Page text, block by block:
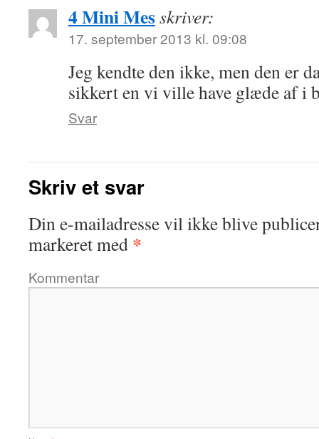
4 Mini Messkriver:
17. september 2013 kl. 09:08
Jeg kendte den ikke, men den er
sikkert en vi ville have glæde af i
Svar
Skriv et svar
Din e-mailadresse vil ikke blive
markeret med *
Kommentar